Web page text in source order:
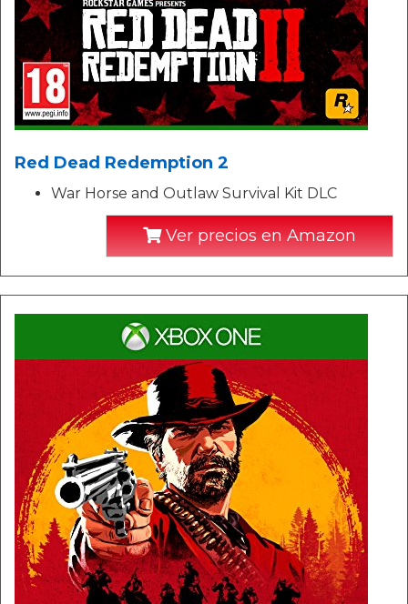
Red Dead Redemption 2
War Horse and Outlaw Survival Kit DLC
Ver precios en Amazon